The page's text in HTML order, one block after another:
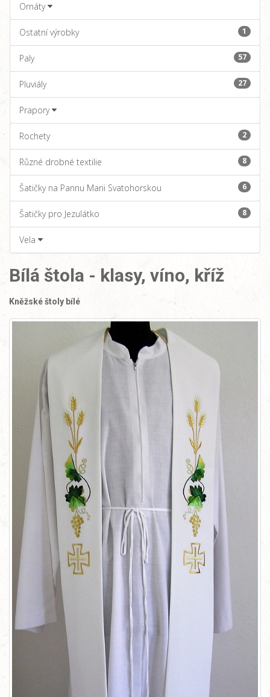
Ornáty
Ostatní výrobky 1
Paly 57
Pluviály 27
Prapory
Rochety 2
Různé drobné textilie 8
Šatičky na Pannu Marii Svatohorskou 6
Šatičky pro Jezulátko 8
Vela
Bílá štola - klasy, víno, kříž
Kněžské štoly bílé